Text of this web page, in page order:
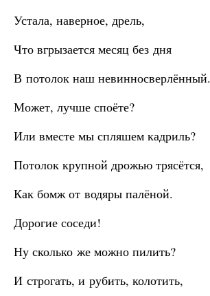
Устала, наверное, дрель,
Что вгрызается месяц без дня
В потолок наш невинносверлённый.
Может, лучше споёте?
Или вместе мы спляшем кадриль?
Потолок крупной дрожью трясётся,
Как бомж от водяры палёной.
Дорогие соседи!
Ну сколько же можно пилить?
И строгать, и рубить, колотить,